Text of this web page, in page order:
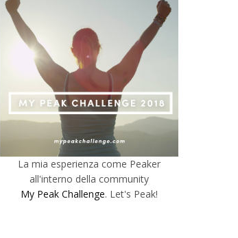
La mia esperienza come Peaker
all'interno della community
My Peak Challenge. Let's Peak!